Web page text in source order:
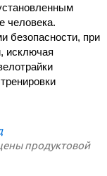
человека.
безопасности, при
исключая
продуктовой